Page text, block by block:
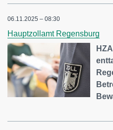
06.11.2025 – 08:30
Hauptzollamt Regensburg